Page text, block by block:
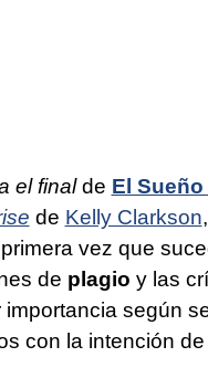
el finalde El
de Kelly Clarkson
vez que
de plagio y las
según
con la intención